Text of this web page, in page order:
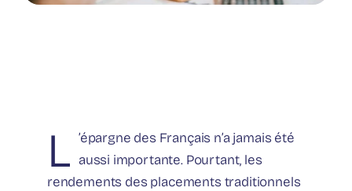
L ’épargne des Français n’a jamais été
aussi importante. Pourtant, les
rendements des placements traditionnels